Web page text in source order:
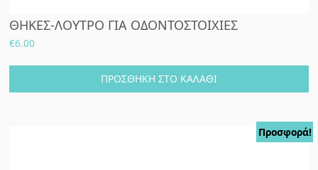
ΘΗΚΕΣ-ΛΟΥΤΡΟ ΓΙΑ ΟΔΟΝΤΟΣΤΟΙΧΙΕΣ
€6.00
ΠΡΟΣΘΉΚΗ ΣΤΟ ΚΑΛΆΘΙ
Προσφορά!